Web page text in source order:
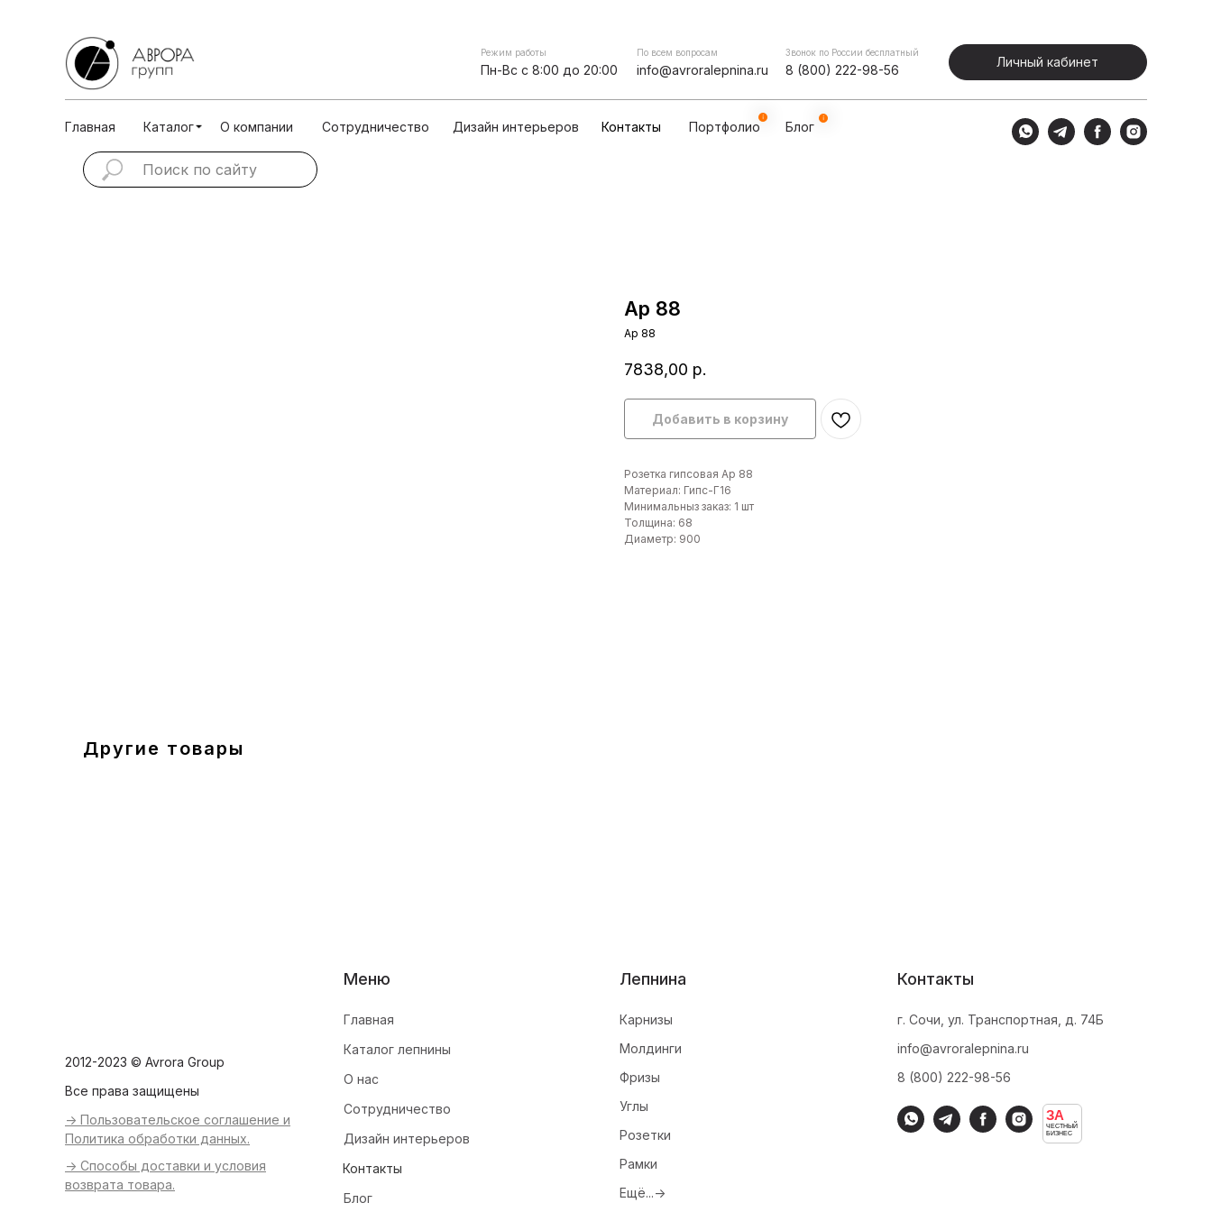
Режим работы
Пн-Вс с 8:00 до 20:00
По всем вопросам
info@avroralepnina.ru
Главная
Звонок по России бесплатный
8 (800) 222-98-56
Каталог О компании Сотрудничество Дизайн интерьеров Портфолио Блог
Личный кабинет
Контакты
Личный кабинет
Ар 88
Ар 88
7838,00 р.
Добавить в корзину
Розетка гипсовая Ар 88
Материал: Гипс-Г16
Минимальныз заказ: 1 шт
Толщина: 68
Диаметр: 900
Другие товары
Меню
Главная
О нас
Каталог лепнины
Сотрудничество
Дизайн интерьеров
Блог
Контакты
Контакты
г. Сочи, ул. Транспортная, д. 74Б
info@avroralepnina.ru
8 (800) 222-98-56
Лепнина
Карнизы
Молдинги
Фризы
Углы
Розетки
Рамки
Ещё...->
2012-2023 © Avrora Group
Все права защищены
-> Пользовательское соглашение и
Политика обработки данных.
-> Способы доставки и условия
возврата товара.
ЗА
ЧЕСТНЫЙ
БИЗНЕС